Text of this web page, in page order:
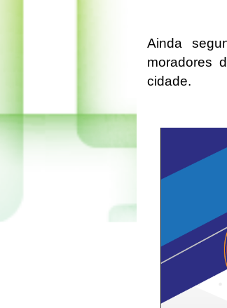
Ainda
moradores
cidade.